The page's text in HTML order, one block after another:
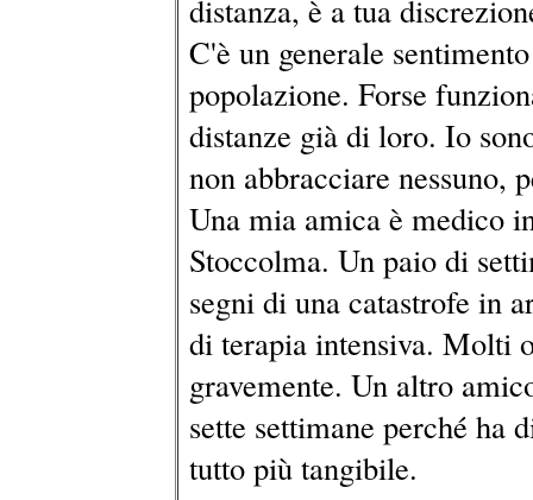
distanza, è a tua
C'è un generale
popolazione. Forse
distanze già di loro. Io
non abbracciare nessuno,
Una mia amica è medico
Stoccolma. Un paio di
segni di una catastrofe in
di terapia intensiva. Molti
gravemente. Un altro
sette settimane perché ha
tutto più tangibile.